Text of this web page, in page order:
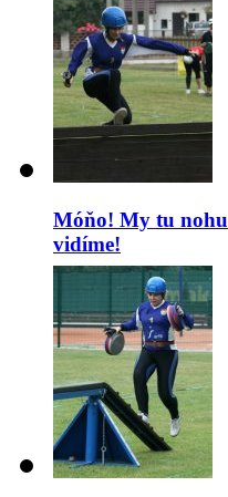
Móňo! My tu nohu
vidíme!